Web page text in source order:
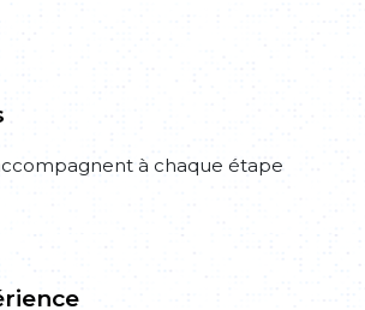
à chaque étape